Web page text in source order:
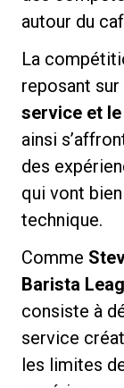
autour du
La
reposant
service et
ainsi
des
qui vont
technique.
Comme
Barista
consiste à
service
les limites
Durabilité
Connect
Nous
Politique de